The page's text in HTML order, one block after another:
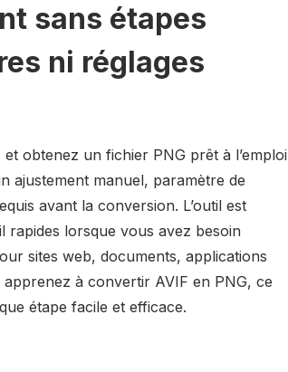
sans étapes
ni réglages
obtenez un fichier PNG prêt à l’emploi
ajustement manuel, paramètre de
avant la conversion. L’outil est
lorsque vous avez besoin
sites web, documents, applications
à convertir AVIF en PNG, ce
étape facile et efficace.